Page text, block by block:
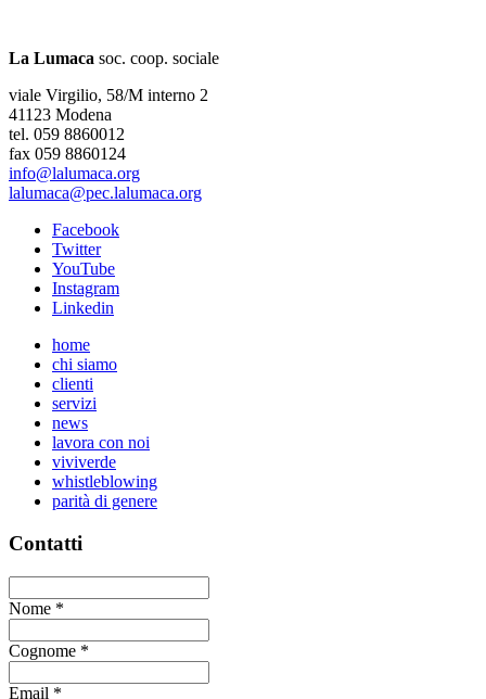
La Lumaca soc. coop. sociale
viale Virgilio, 58/M interno 2
41123 Modena
tel. 059 8860012
fax 059 8860124
info@lalumaca.org
lalumaca@pec.lalumaca.org
Facebook
Twitter
YouTube
Instagram
Linkedin
home
chi siamo
clienti
servizi
news
lavora con noi
viviverde
whistleblowing
parità di genere
Contatti
Nome *
Cognome *
Email *